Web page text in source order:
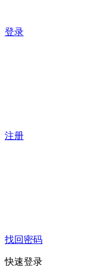
登录
注册
找回密码
快速登录